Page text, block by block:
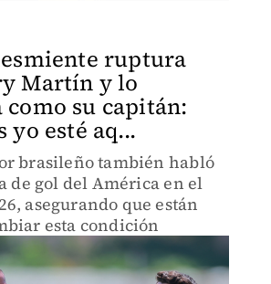
ruptura
Martín y lo
su capitán:
yo esté aq...
brasileño también habló
de gol del América en el
asegurando que están
esta condición